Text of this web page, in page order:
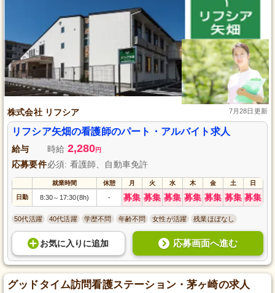
株式会社 リフシア 7月28日更新
リフシア矢畑の看護師のパート・アルバイト求人
給与 時給 2,280円
応募要件必須: 看護師、自動車免許
就業時間 休憩 月 火 水 木 金 土 日
日勤 8:30～ 17:30(8h) - 募集 募集 募集 募集 募集 募集 募集
50代活躍 40代活躍 学歴不問 年齢不問 女性が活躍 残業ほぼなし
お気に入り に追加 応募画面へ進む
グッドタイム訪問看護ステーション・茅ヶ崎の求人